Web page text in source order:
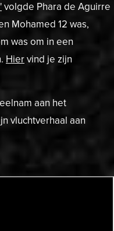
volgde Phara de Aguirre
Mohamed 12 was,
was om in een
Hiervind je zijn
aan het
vluchtverhaal aan